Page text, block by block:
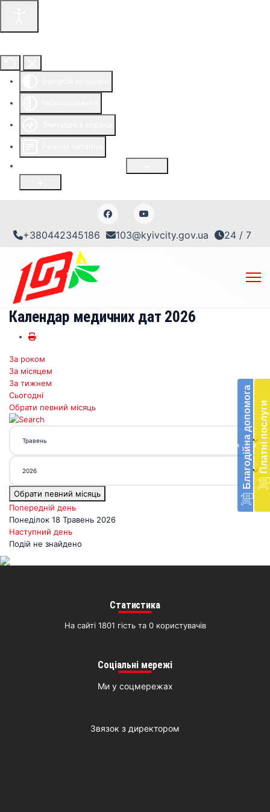
+380442345186 103@kyivcity.gov.ua 24 / 7
‹ Благодійна допомогав
‹ Платні послуги
Календар медичних дат 2026
За роком
За місяцем
За тижнем
Сьогодні
Обрати певний місяць
Обрати певний місяць
Попередній день
Понеділок 18 Травень 2026
Наступний день
Подій не знайдено
Статистика
На сайті 1801 гість та 0 користувачів
Соціальні мережі
Ми у соцмережах
Звязок з директором